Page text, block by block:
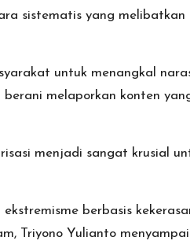
sistematis yang melibatkan
untuk menangkal
melaporkan konten
menjadi sangat krusial
berbasis
Triyono Yulianto